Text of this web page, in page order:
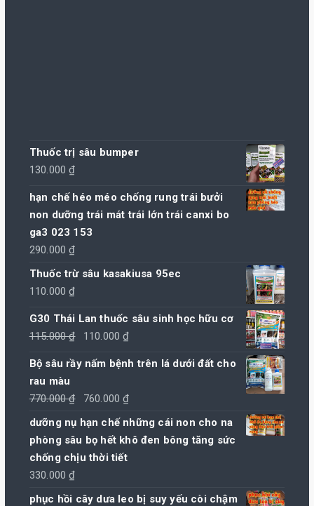
Thuốc trị sâu bumper
130.000₫
hạn chế héo méo chống rung trái bưởi
non dưỡng trái mát trái lớn trái canxi bo
ga3 023 153
290.000₫
Thuốc trừ sâu kasakiusa 95ec
110.000₫
G30 Thái Lan thuốc sâu sinh học hữu cơ
115.000₫
Giá
là:
110.000₫
tại
Bộ sâu rầy nấm bệnh trên lá dưới đất cho
rau màu
770.000₫
Giá
gốc
là:
770.000 ₫.
760.000₫
hiện
tại
dưỡng nụ hạn chế những cái non cho na
phòng sâu bọ hết khô đen bông tăng sức
chống chịu thời tiết
330.000₫
phục hồi cây dưa leo bị suy yếu còi chậm